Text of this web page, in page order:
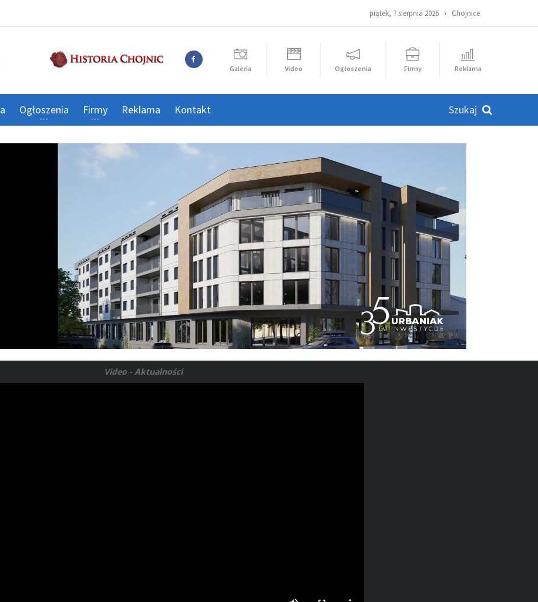
piątek, 7 sierpnia 2026 • Chojnice
Galeria Video Ogłoszenia Firmy Reklama
Ogłoszenia Firmy Reklama Kontakt
Video - Aktualności